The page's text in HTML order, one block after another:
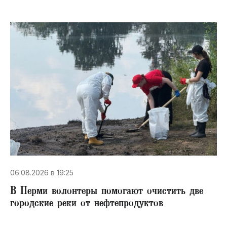
06.08.2026 в 19:25
В Перми волонтеры помогают очистить две
городские реки от нефтепродуктов